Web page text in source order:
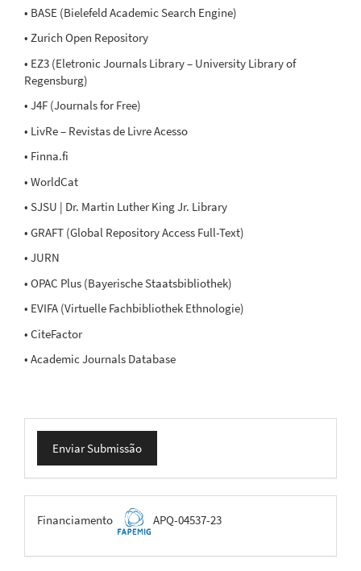
• BASE (Bielefeld Academic Search Engine)
• Zurich Open Repository
• EZ3 (Eletronic Journals Library – University Library of
Regensburg)
• J4F (Journals for Free)
• LivRe – Revistas de Livre Acesso
• Finna.fi
• WorldCat
• SJSU | Dr. Martin Luther King Jr. Library
• GRAFT (Global Repository Access Full-Text)
• JURN
• OPAC Plus (Bayerische Staatsbibliothek)
• EVIFA (Virtuelle Fachbibliothek Ethnologie)
• CiteFactor
• Academic Journals Database
Enviar
Submissão
Enviar Submissão
FAPEMIG
Financiamento APQ-04537-23